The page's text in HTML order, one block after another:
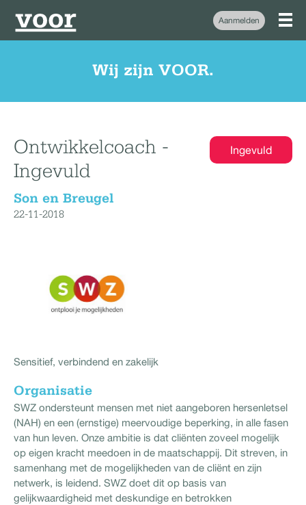
Aanmelden
Wij zijn VOOR.
Ingevuld
Ontwikkelcoach -
Ingevuld
Son en Breugel
22-11-2018
Sensitief, verbindend en zakelijk
Organisatie
SWZ ondersteunt mensen met niet aangeboren hersenletsel
(NAH) en een (ernstige) meervoudige beperking, in alle fasen
van hun leven. Onze ambitie is dat cliënten zoveel mogelijk
op eigen kracht meedoen in de maatschappij. Dit streven, in
samenhang met de mogelijkheden van de cliënt en zijn
netwerk, is leidend. SWZ doet dit op basis van
gelijkwaardigheid met deskundige en betrokken